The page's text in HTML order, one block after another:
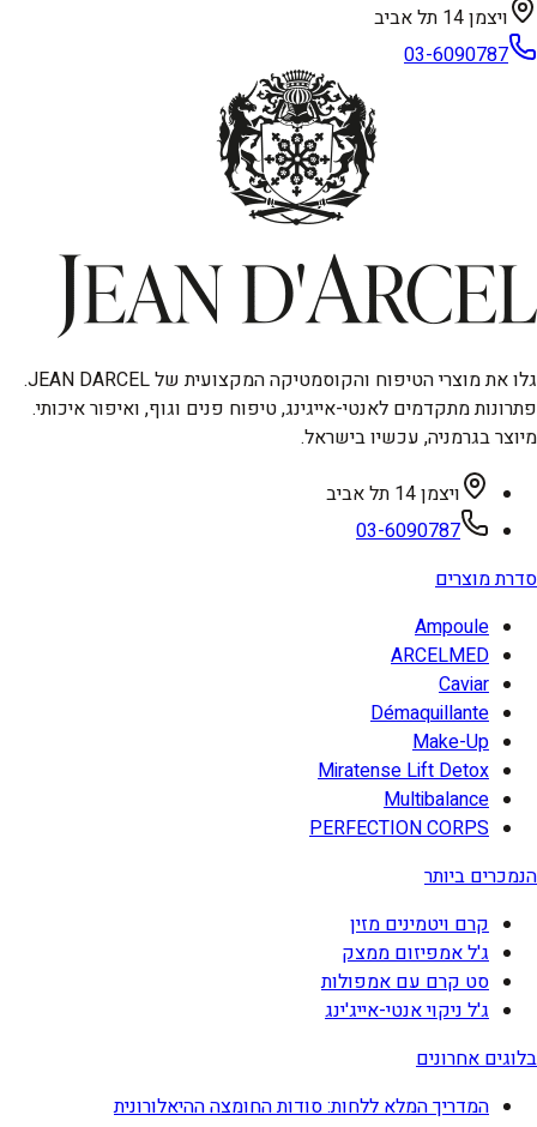
ויצמן 14 תל אביב
03-6090787
גלו את מוצרי הטיפוח והקוסמטיקה המקצועית של JEAN DARCEL.
פתרונות מתקדמים לאנטי-אייגינג, טיפוח פנים וגוף, ואיפור איכותי.
מיוצר בגרמניה, עכשיו בישראל.
ויצמן 14 תל אביב
03-6090787
סדרת מוצרים
Ampoule
ARCELMED
Caviar
Démaquillante
Make-Up
Miratense Lift Detox
Multibalance
PERFECTION CORPS
הנמכרים ביותר
קרם ויטמינים מזין
ג'ל אמפיזום ממצק
סט קרם עם אמפולות
ג'ל ניקוי אנטי-אייג'ינג
בלוגים אחרונים
המדריך המלא ללחות: סודות החומצה ההיאלורונית